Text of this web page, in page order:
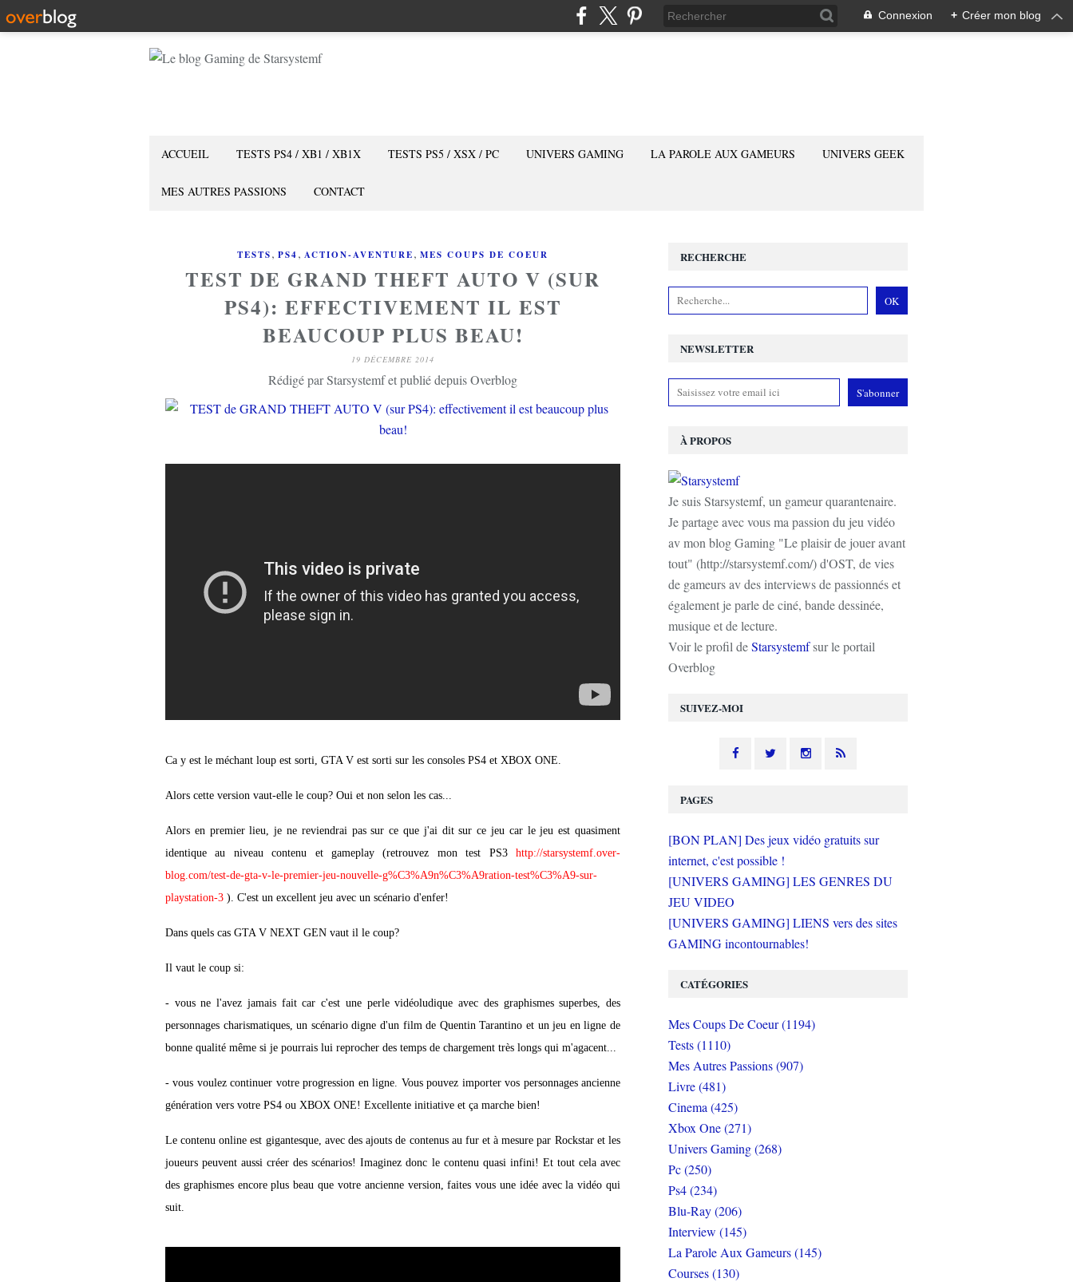
Connexion + Créer mon blog
ACCUEIL TESTS PS4 / XB1 / XB1X TESTS PS5 / XSX / PC UNIVERS GAMING LA PAROLE AUX GAMEURS UNIVERS GEEK
MES AUTRES PASSIONS CONTACT
TESTS, PS4, ACTION-AVENTURE, MES COUPS DE COEUR
TEST DE GRAND THEFT AUTO V (SUR
PS4): EFFECTIVEMENT IL EST
BEAUCOUP PLUS BEAU!
19 DÉCEMBRE 2014
Rédigé par Starsystemf et publié depuis Overblog
Ca y est le méchant loup est sorti, GTA V est sorti sur les consoles PS4 et XBOX ONE.
Alors cette version vaut-elle le coup? Oui et non selon les cas...
Alors en premier lieu, je ne reviendrai pas sur ce que j'ai dit sur ce jeu car le jeu est quasiment
identique au niveau contenu et gameplay (retrouvez mon test PS3 http://starsystemf.over-
blog.com/test-de-gta-v-le-premier-jeu-nouvelle-g%C3%A9n%C3%A9ration-test%C3%A9-sur-
playstation-3 ). C'est un excellent jeu avec un scénario d'enfer!
Dans quels cas GTA V NEXT GEN vaut il le coup?
Il vaut le coup si:
- vous ne l'avez jamais fait car c'est une perle vidéoludique avec des graphismes superbes, des
personnages charismatiques, un scénario digne d'un film de Quentin Tarantino et un jeu en ligne de
bonne qualité même si je pourrais lui reprocher des temps de chargement très longs qui m'agacent...
- vous voulez continuer votre progression en ligne. Vous pouvez importer vos personnages ancienne
génération vers votre PS4 ou XBOX ONE! Excellente initiative et ça marche bien!
Le contenu online est gigantesque, avec des ajouts de contenus au fur et à mesure par Rockstar et les
joueurs peuvent aussi créer des scénarios! Imaginez donc le contenu quasi infini! Et tout cela avec
des graphismes encore plus beau que votre ancienne version, faites vous une idée avec la vidéo qui
suit.
NEWSLETTER
SUIVEZ-MOI
RECHERCHE
À PROPOS
Je suis Starsystemf, un gameur quarantenaire.
Je partage avec vous ma passion du jeu vidéo
av mon blog Gaming "Le plaisir de jouer avant
tout" (http://starsystemf.com/) d'OST, de vies
de gameurs av des interviews de passionnés et
également je parle de ciné, bande dessinée,
musique et de lecture.
Voir le profil deStarsystemfsur le portail
Overblog
PAGES
[BON PLAN] Des jeux vidéo gratuits sur
internet, c'est possible !
[UNIVERS GAMING] LES GENRES DU
JEU VIDEO
[UNIVERS GAMING] LIENS vers des sites
GAMING incontournables!
CATÉGORIES
Mes Coups De Coeur (1194)
Tests (1110)
Mes Autres Passions (907)
Livre (481)
Cinema (425)
Xbox One (271)
Univers Gaming (268)
Pc (250)
Ps4 (234)
Blu-Ray (206)
Interview (145)
La Parole Aux Gameurs (145)
Courses (130)